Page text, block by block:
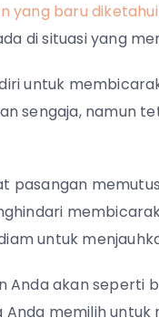
yang baru
di situasi yang
untuk
sengaja, namun
pasangan
untuk
akan seperti
memilih